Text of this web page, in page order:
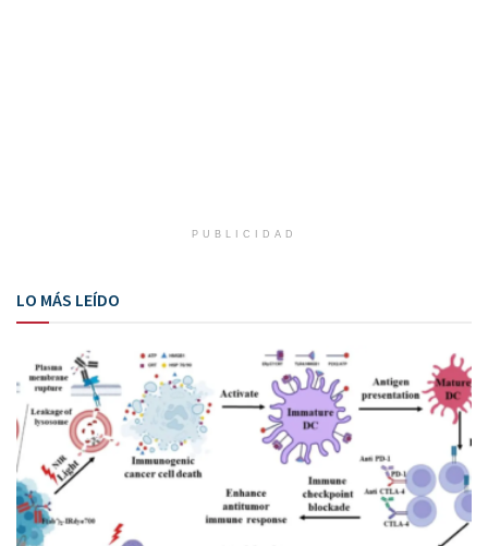
PUBLICIDAD
LO MÁS LEÍDO